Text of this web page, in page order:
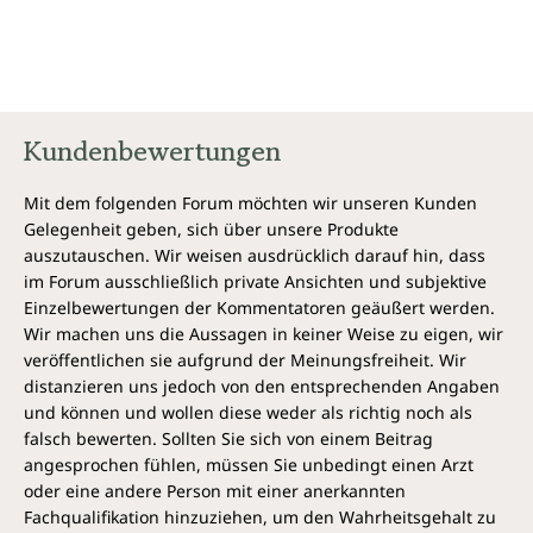
unterschiedlichen Fachdisziplinen, vertritt heutige
effektiv anzuwenden - am wichtigsten: welche
Züchtungen bei bestimmten Erkrankungen am
effektivsten sind -, und bereitet uns darauf vor, was in
der nächsten Zukunft zu erwarten ist. Cannabis als
Medizin ist gut geschrieben, informativ und vor allem
eine zeitgerechte und faszinierende Lektüre.« Robert
C. Clarke, International Hemp Association »Ein
hervorragend geschriebener und leicht
verständlicher, sachkundiger Leitfaden voll mit
praktischem Know-how ... Dies ist zweifellos ein
essenzielles, grundlegendes Lehrbuch über den Wert
und den Tiefgang der Beziehung zwischen Menschen
und Cannabis und darüber, wie man das Beste, was
Kundenbewertungen
Mit dem folgenden Forum möchten wir unseren Kunden
Gelegenheit geben, sich über unsere Produkte
auszutauschen. Wir weisen ausdrücklich darauf hin, dass
im Forum ausschließlich private Ansichten und subjektive
Einzelbewertungen der Kommentatoren geäußert werden.
Wir machen uns die Aussagen in keiner Weise zu eigen, wir
veröffentlichen sie aufgrund der Meinungsfreiheit. Wir
distanzieren uns jedoch von den entsprechenden Angaben
und können und wollen diese weder als richtig noch als
falsch bewerten. Sollten Sie sich von einem Beitrag
angesprochen fühlen, müssen Sie unbedingt einen Arzt
oder eine andere Person mit einer anerkannten
Fachqualifikation hinzuziehen, um den Wahrheitsgehalt zu